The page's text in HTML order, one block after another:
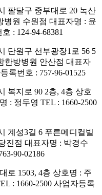
팔달구 중부대로 20 녹산
병원 수원점 대표자명 : 윤
: 124-94-68381
단원구 선부광장1로 56 5
한방병원 안산점 대표자
록번호 : 757-96-01525
복지로 90 2층, 4층 상호
: 정두영 TEL : 1660-2500
계성3길 6 푸른메디컬빌
진점 대표자명 : 박경수
90-02186
로 1503, 4층 상호명 : 주
: 1660-2500 사업자등록